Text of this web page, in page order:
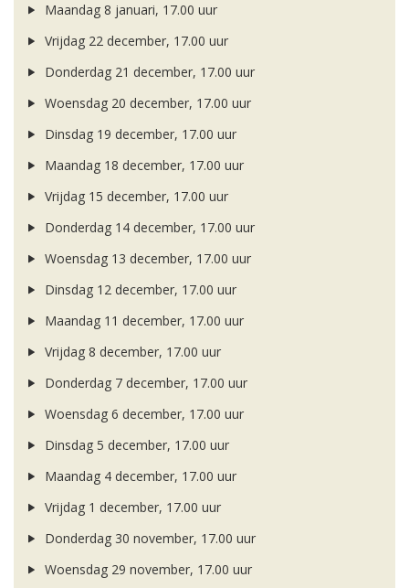
Maandag 8 januari, 17.00 uur
Vrijdag 22 december, 17.00 uur
Donderdag 21 december, 17.00 uur
Woensdag 20 december, 17.00 uur
Dinsdag 19 december, 17.00 uur
Maandag 18 december, 17.00 uur
Vrijdag 15 december, 17.00 uur
Donderdag 14 december, 17.00 uur
Woensdag 13 december, 17.00 uur
Dinsdag 12 december, 17.00 uur
Maandag 11 december, 17.00 uur
Vrijdag 8 december, 17.00 uur
Donderdag 7 december, 17.00 uur
Woensdag 6 december, 17.00 uur
Dinsdag 5 december, 17.00 uur
Maandag 4 december, 17.00 uur
Vrijdag 1 december, 17.00 uur
Donderdag 30 november, 17.00 uur
Woensdag 29 november, 17.00 uur